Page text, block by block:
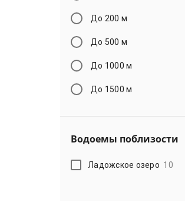
До 200 м
До 500 м
До 1000 м
До 1500 м
Водоемы поблизости
Ладожское озеро 10